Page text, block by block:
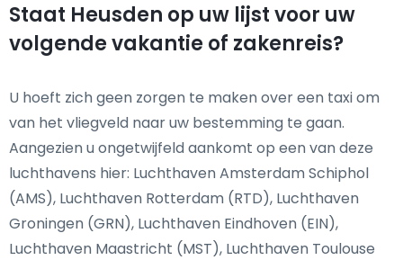
Staat Heusden op uw lijst voor uw
volgende vakantie of zakenreis?
U hoeft zich geen zorgen te maken over een taxi om
van het vliegveld naar uw bestemming te gaan.
Aangezien u ongetwijfeld aankomt op een van deze
luchthavens hier: Luchthaven Amsterdam Schiphol
(AMS), Luchthaven Rotterdam (RTD), Luchthaven
Groningen (GRN), Luchthaven Eindhoven (EIN),
Luchthaven Maastricht (MST), Luchthaven Toulouse